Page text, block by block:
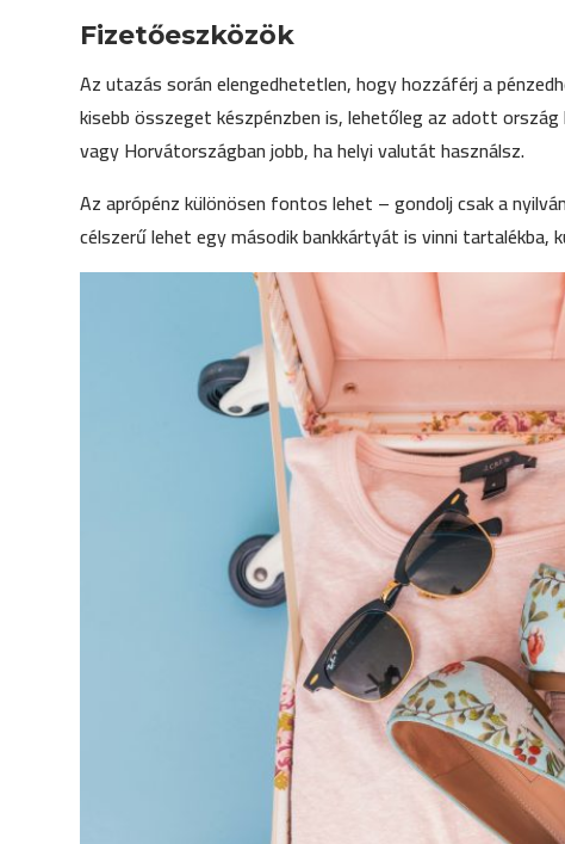
Fizetőeszközök
Az utazás során elengedhetetlen, hogy hozzáférj a
kisebb összeget készpénzben is, lehetőleg az adott
vagy Horvátországban jobb, ha helyi valutát használsz.
Az aprópénz különösen fontos lehet – gondolj csak a
célszerű lehet egy második bankkártyát is vinni tartalékba,